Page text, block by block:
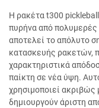
Η ρακέτα t300
πυρήνα από
αποτελεί το απόλυτο
κατασκευής ρακετών,
χαρακτηριστικά
παίκτη σε νέα ύψη.
χρησιμοποιεί
δημιουργούν άριστη